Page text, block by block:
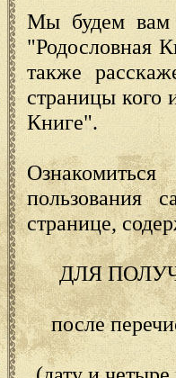
Мы будем вам
"Родословная
также
страницы кого
Книге".
пользования
странице,
ДЛЯ
после